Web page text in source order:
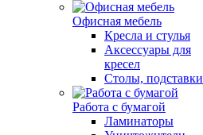
Офисная мебель
Кресла и стулья
Аксессуары для
кресел
Столы, подставки
Работа с бумагой
Ламинаторы